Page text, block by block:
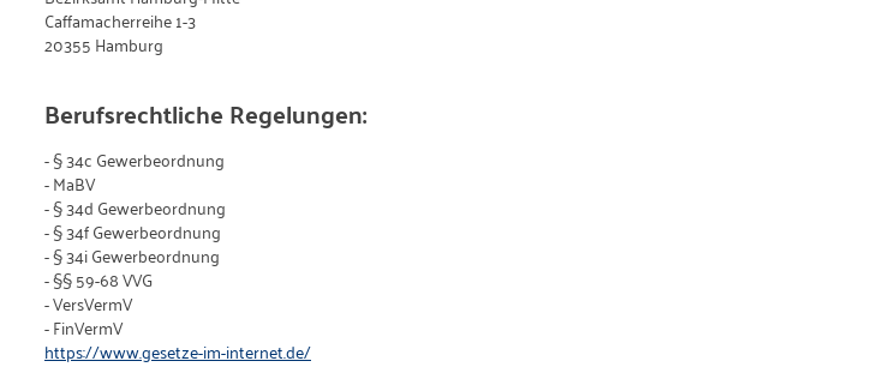
Caffamacherreihe 1-3
20355 Hamburg
Berufsrechtliche Regelungen:
- § 34c Gewerbeordnung
- MaBV
- § 34d Gewerbeordnung
- § 34f Gewerbeordnung
- § 34i Gewerbeordnung
- §§ 59-68 VVG
- VersVermV
- FinVermV
https://www.gesetze-im-internet.de/